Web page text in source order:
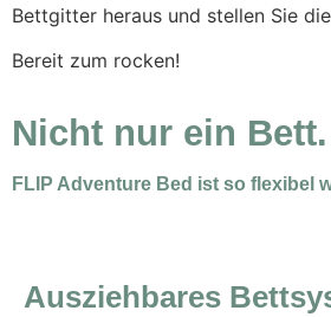
Bettgitter heraus und stellen Sie
Bereit zum rocken!
Nicht nur ein Bett.
FLIP Adventure Bed ist so flexibel
Ausziehbares